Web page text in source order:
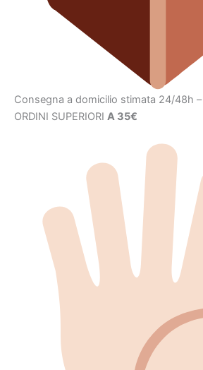
Consegna a domicilio stimata 24/48h –
ORDINI SUPERIORI A 35€